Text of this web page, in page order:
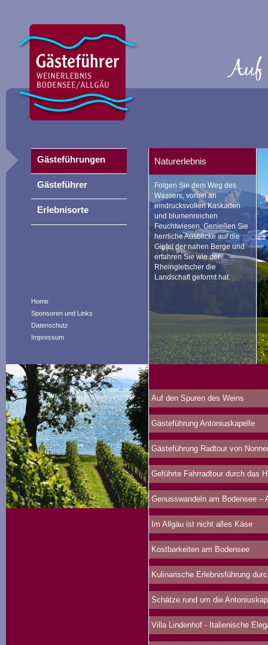
Home
Sponsoren und Links
Datenschutz
Impressum
Naturerlebnis
Folgen Sie dem Weg des
Wassers, vorbei an
eindrucksvollen Kaskaden
und blumenreichen
Feuchtwiesen. Genießen Sie
herrliche Ausblicke auf die
Gipfel der nahen Berge und
erfahren Sie wie der
Rheingletscher die
Landschaft geformt hat.
Auf den Spuren des Weins
Gästeführung Antoniuskapelle
Gästeführung Radtour von
Geführte Fahrradtour durch das
Genusswandeln am Bodensee –
Im Allgäu ist nicht alles Käse
Kostbarkeiten am Bodensee
Kulinarische Erlebnisführung
Schätze rund um die
Villa Lindenhof - Italienische
Gästeführungen
Gästeführer
Erlebnisorte